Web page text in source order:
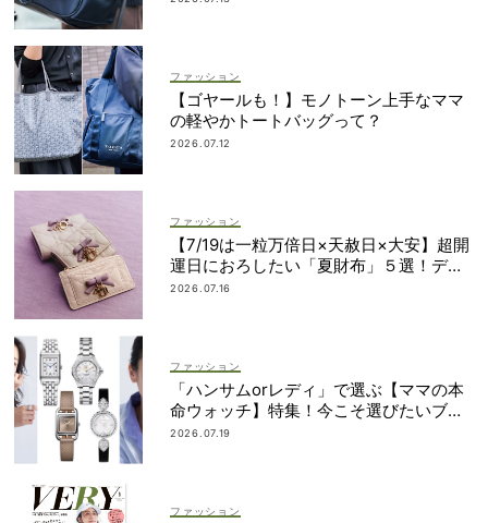
ファッション
【ゴヤールも！】モノトーン上手なママ
の軽やかトートバッグって？
2026.07.12
ファッション
【7/19は一粒万倍日×天赦日×大安】超開
運日におろしたい「夏財布」５選！ディ
オール、ロエベ…
2026.07.16
ファッション
「ハンサムorレディ」で選ぶ【ママの本
命ウォッチ】特集！今こそ選びたいブラ
ンド19選
2026.07.19
ファッション